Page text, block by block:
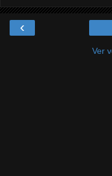
‹
Ver